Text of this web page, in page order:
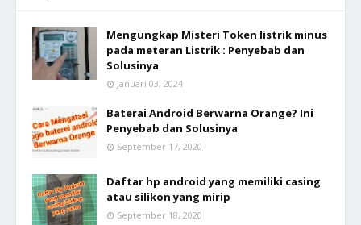
Mengungkap Misteri Token listrik minus
pada meteran Listrik : Penyebab dan
Solusinya
Januari 03, 2024
Baterai Android Berwarna Orange? Ini
Penyebab dan Solusinya
September 17, 2020
Daftar hp android yang memiliki casing
atau silikon yang mirip
September 18, 2020